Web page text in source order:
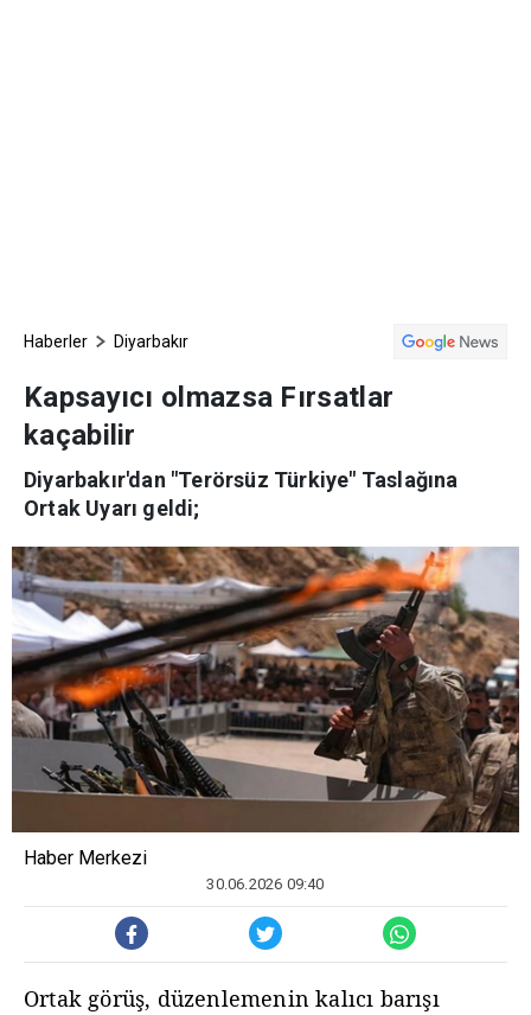
Haberler Diyarbakır
Kapsayıcı olmazsa Fırsatlar
kaçabilir
Diyarbakır'dan "Terörsüz Türkiye" Taslağına
Ortak Uyarı geldi;
Haber Merkezi
30.06.2026 09:40
Ortak görüş, düzenlemenin kalıcı barışı